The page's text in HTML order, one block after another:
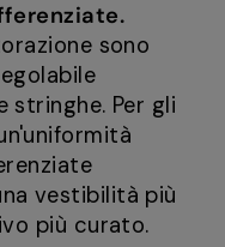
sono
stringhe. Per gli
vestibilità più
più curato.